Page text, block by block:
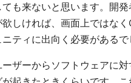
ても来ないと思います。開
欲しければ、画面上ではな
ティに出向く必要があるで
ザーからソフトウェアに